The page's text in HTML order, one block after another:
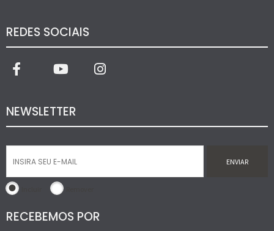
REDES SOCIAIS
NEWSLETTER
ENVIAR
RECEBEMOS POR